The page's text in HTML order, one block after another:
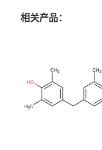
相关产品：